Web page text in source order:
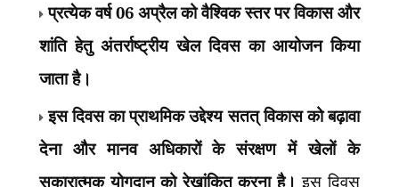
प्रत्येक वर्ष 06 अप्रैल को वैश्विक स्तर पर विकास और
शांति हेतु अंतर्राष्ट्रीय खेल दिवस का आयोजन किया
जाता है।
इस दिवस का प्राथमिक उद्देश्य सतत् विकास को बढ़ावा
देना और मानव अधिकारों के संरक्षण में खेलों के
सकारात्मक योगदान को रेखांकित करना है। इस दिवस